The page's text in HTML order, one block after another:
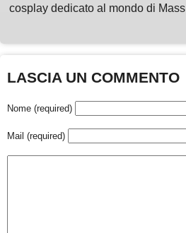
cosplay dedicato al mondo di
LASCIA UN COMMENTO
Nome (required)
Mail (required)